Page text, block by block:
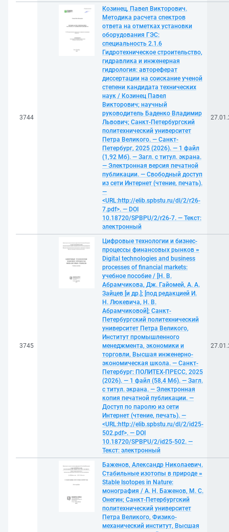
3744
Козинец, Павел Викторович.
Методика расчета спектров
ответа на отметках установки
оборудования ГЭС:
специальность 2.1.6
Гидротехническое строительство,
гидравлика и инженерная
гидрология: автореферат
диссертации на соискание ученой
степени кандидата технических
наук / Козинец Павел
Викторович; научный
руководитель Баденко Владимир
Львович; Санкт-Петербургский
политехнический университет
Петра Великого. — Санкт-
Петербург, 2025 (2026). — 1 файл
(1,92 Мб). — Загл. с титул. экрана.
— Электронная версия печатной
публикации. — Свободный доступ
из сети Интернет (чтение, печать).
—
<URL:http://elib.spbstu.ru/dl/2/r26-
7.pdf>. — DOI
10.18720/SPBPU/2/r26-7. — Текст:
электронный
3745
Цифровые технологии и бизнес-
процессы финансовых рынков =
Digital technologies and business
processes of financial markets:
учебное пособие / [Н. В.
Абрамчикова, Дж. Гайомей, А. А.
Зайцев [и др.]; [под редакцией И.
Н. Люкевича, Н. В.
Абрамчиковой]; Санкт-
Петербургский политехнический
университет Петра Великого,
Институт промышленного
менеджмента, экономики и
торговли, Высшая инженерно-
экономическая школа. — Санкт-
Петербург: ПОЛИТЕХ-ПРЕСС, 2025
(2026). — 1 файл (58,4 Мб). — Загл.
с титул. экрана. — Электронная
копия печатной публикации. —
Доступ по паролю из сети
Интернет (чтение, печать). —
<URL:http://elib.spbstu.ru/dl/2/id25-
502.pdf>. — DOI
10.18720/SPBPU/2/id25-502. —
Текст: электронный
Баженов, Александр Николаевич.
Стабильные изотопы в природе =
Stable Isotopes in Nature:
монография / А. Н. Баженов, М. С.
Онегин; Санкт-Петербургский
политехнический университет
Петра Великого, Физико-
механический институт, Высшая